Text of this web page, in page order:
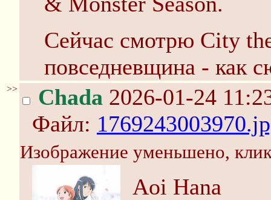
Сейчас смотрю City
повседневщина - как
>> Chada 2026-01-24
Файл:
Изображение уменьшено,
Aoi Hana